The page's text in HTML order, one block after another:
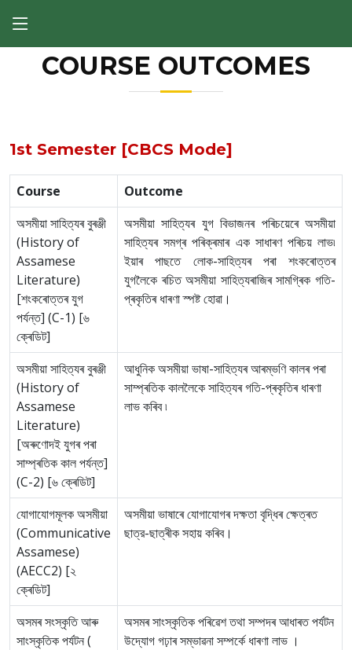
COURSE OUTCOMES
1st Semester [CBCS Mode]
Course
Outcome
অসমীয়া সাহিত্যৰ বুৰঞ্জী
(History of
Assamese
Literature)
[শংকৰোত্তৰ যুগ
পৰ্যন্ত] (C-1) [৬
ক্ৰেডিট]
অসমীয়া সাহিত্যৰ যুগ বিভাজনৰ পৰিচয়েৰে অসমীয়া
সাহিত্যৰ সমগ্ৰ পৰিক্ৰমাৰ এক সাধাৰণ পৰিচয় লাভ৷
ইয়াৰ পাছতে লোক-সাহিত্যৰ পৰা শংকৰোত্তৰ
যুগলৈকে ৰচিত অসমীয়া সাহিত্যৰাজিৰ সামগ্ৰিক গতি-
প্ৰকৃতিৰ ধাৰণা স্পষ্ট হোৱা।
অসমীয়া সাহিত্যৰ বুৰঞ্জী
(History of
Assamese
Literature)
[অৰুণোদই যুগৰ পৰা
সাম্প্ৰতিক কাল পৰ্যন্ত]
(C-2) [৬ ক্ৰেডিট]
আধুনিক অসমীয়া ভাষা-সাহিত্যৰ আৰম্ভণি কালৰ পৰা
সাম্প্ৰতিক কাললৈকে সাহিত্যৰ গতি-প্ৰকৃতিৰ ধাৰণা
লাভ কৰিব ৷
যোগাযোগমূলক অসমীয়া
(Communicative
Assamese)
(AECC2) [২
ক্ৰেডিট]
অসমীয়া ভাষাৰে যোগাযোগৰ দক্ষতা বৃদ্ধিৰ ক্ষেত্ৰত
ছাত্র-ছাত্ৰীক সহায় কৰিব।
অসমৰ সংস্কৃতি আৰু
সাংস্কৃতিক পৰ্যটন (
অসমৰ সাংস্কৃতিক পৰিৱেশ তথা সম্পদৰ আধাৰত পৰ্যটন
উদ্যোগ গঢ়াৰ সম্ভাৱনা সম্পৰ্কে ধাৰণা লাভ ।